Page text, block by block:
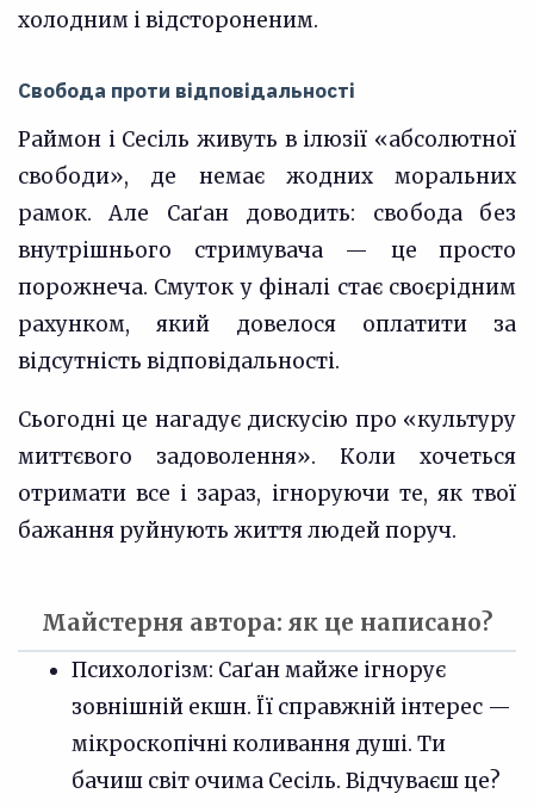
холодним і відстороненим.
Свобода проти відповідальності
Раймон і Сесіль живуть в ілюзії «абсолютної
свободи», де немає жодних моральних
рамок. Але Саґан доводить: свобода без
внутрішнього стримувача — це просто
порожнеча. Смуток у фіналі стає своєрідним
рахунком, який довелося оплатити за
відсутність відповідальності.
Сьогодні це нагадує дискусію про «культуру
миттєвого задоволення». Коли хочеться
отримати все і зараз, ігноруючи те, як твої
бажання руйнують життя людей поруч.
Майстерня автора: як це написано?
Психологізм: Саґан майже ігнорує
зовнішній екшн. Її справжній інтерес —
мікроскопічні коливання душі. Ти
бачиш світ очима Сесіль. Відчуваєш це?